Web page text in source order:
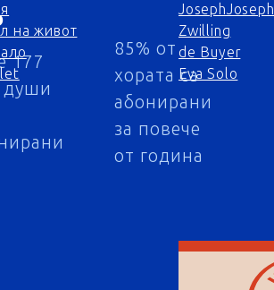
177
души
85% от
хората са
абонирани
за повече
от година
на живот
JosephJoseph
Zwilling
de Buyer
Eva Solo